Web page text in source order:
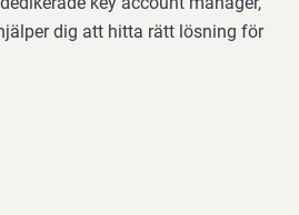
dig att hitta rätt lösning för